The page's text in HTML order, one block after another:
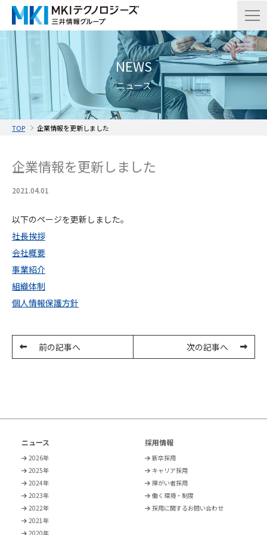
NEWS
ニュース
TOP 企業情報を更新しました
企業情報を更新しました
2021.04.01
以下のページを更新しました。
社長挨拶
会社概要
事業紹介
組織体制
個人情報保護方針
前の記事へ 次の記事へ
ニュース
2026年
2025年
2024年
2023年
2022年
2021年
2020年
採用情報
新卒採用
キャリア採用
障がい者採用
働く環境・制度
採用に関するお問い合わせ